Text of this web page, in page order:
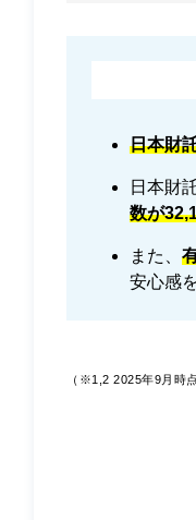
日本財
日本財
数が
また、
安心感
（※1,2 2025年9月時